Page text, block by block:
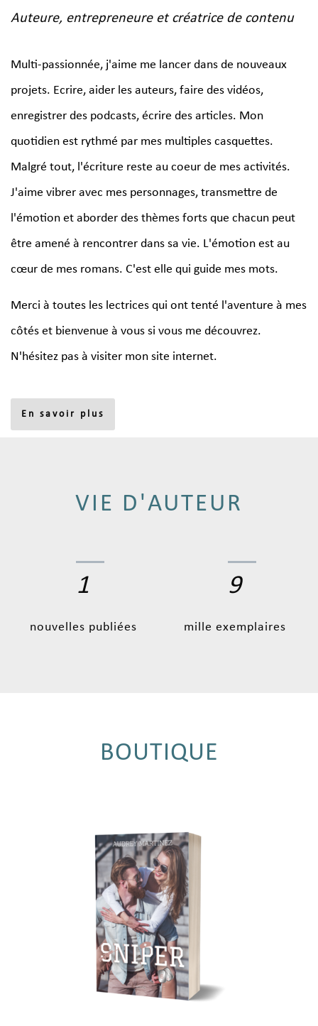
Auteure, entrepreneure et créatrice de contenu
Multi-passionnée, j'aime me lancer dans de nouveaux
projets. Ecrire, aider les auteurs, faire des vidéos,
enregistrer des podcasts, écrire des articles. Mon
quotidien est rythmé par mes multiples casquettes.
Malgré tout, l'écriture reste au coeur de mes activités.
J'aime vibrer avec mes personnages, transmettre de
l'émotion et aborder des thèmes forts que chacun peut
être amené à rencontrer dans sa vie. L'émotion est au
cœur de mes romans. C'est elle qui guide mes mots.
Merci à toutes les lectrices qui ont tenté l'aventure à mes
côtés et bienvenue à vous si vous me découvrez.
N'hésitez pas à visiter mon site internet.
En savoir plus
VIE D'AUTEUR
1
nouvelles publiées
11
mille exemplaires
BOUTIQUE